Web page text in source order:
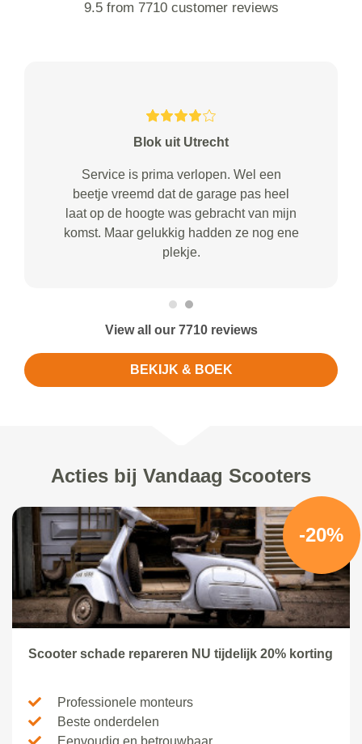
9.5 from 7710 customer reviews
Blok uit Utrecht
Service is prima verlopen. Wel een
beetje vreemd dat de garage pas heel
laat op de hoogte was gebracht van mijn
komst. Maar gelukkig hadden ze nog ene
plekje.
View all our 7710 reviews
BEKIJK & BOEK
Acties bij Vandaag Scooters
-20%
Scooter schade repareren NU tijdelijk 20% korting
Professionele monteurs
Beste onderdelen
Eenvoudig en betrouwbaar